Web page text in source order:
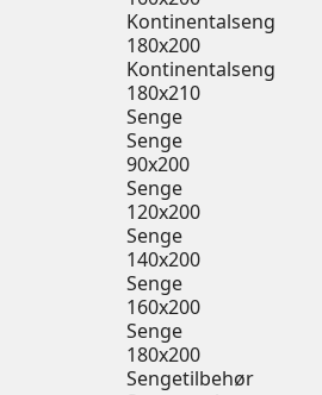
Kontinentalseng
180x200
Kontinentalseng
180x210
Senge
Senge
90x200
Senge
120x200
Senge
140x200
Senge
160x200
Senge
180x200
Sengetilbehør